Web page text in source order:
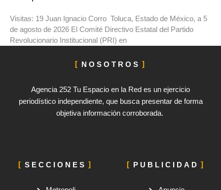
Visitas: 19 Juan Ignacio Corro Toluca, Estado de México, a 5
de agosto de 2026 El Comité Directivo Estatal del Partido
Revolucionario Institucional (PRI) en
NOSOTROS
Agencia 252 Tu Espacio en la Red es un ejercicio
periodístico independiente, que busca presentar de forma
objetiva información corroborada.
SECCIONES PUBLICIDAD